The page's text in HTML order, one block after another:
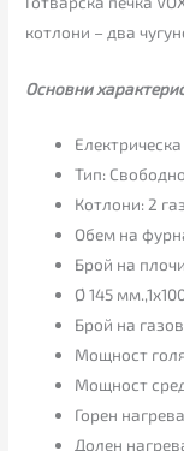
котлони – два
Основни
Тип:
Котлони: 2
Обем на
Брой на
Ø 145
Брой на
Мощност
Мощност
Горен
Долен